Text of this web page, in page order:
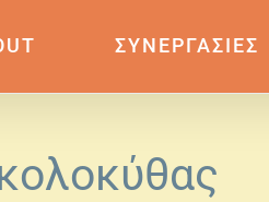
ΣΥΝΕΡΓΑΣΙΕΣ